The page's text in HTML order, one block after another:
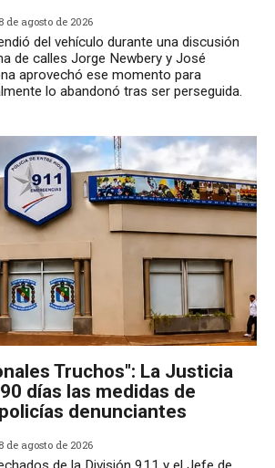
de agosto de 2026
del vehículo durante una discusión
de calles Jorge Newbery y José
aprovechó ese momento para
lo abandonó tras ser perseguida.
Truchos": La Justicia
días las medidas de
denunciantes
de agosto de 2026